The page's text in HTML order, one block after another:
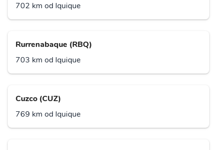
702 km od Iquique
Rurrenabaque (RBQ)
703 km od Iquique
Cuzco (CUZ)
769 km od Iquique